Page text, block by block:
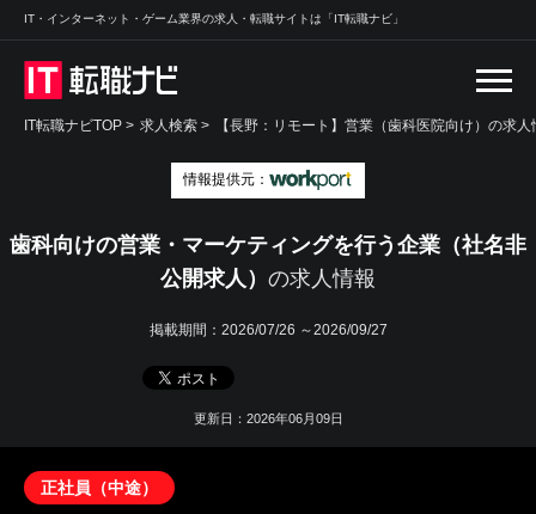
IT・インターネット・ゲーム業界の求人・転職サイトは「IT転職ナビ」
IT転職ナビTOP > 求人検索 > 【長野：リモート】営業（歯科医院向け）の求人
情報提供元：
歯科向けの営業・マーケティングを行う企業（社名非
公開求人） の求人情報
掲載期間： 2026/07/26 ～2026/09/27
更新日：2026年06月09日
正社員（中途）